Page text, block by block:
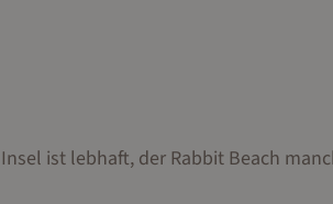
ist lebhaft, der Rabbit Beach